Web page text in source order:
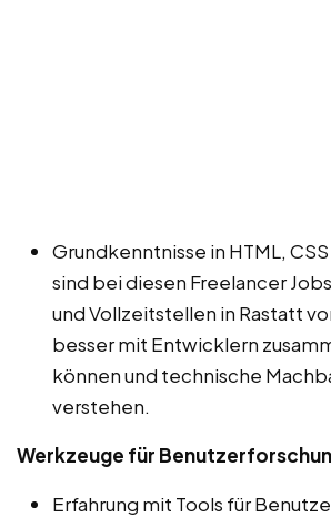
Grundkenntnisse in HTML,
sind bei diesen Freelancer
und Vollzeitstellen in Rastatt
besser mit Entwicklern
können und technische
verstehen.
Werkzeuge für
Erfahrung mit Tools für